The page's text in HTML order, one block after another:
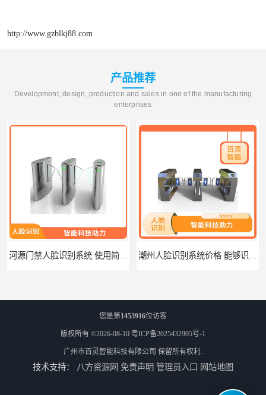
http://www.gzblkj88.com
产品推荐
Development, design, production and sales in one of the manufacturing
enterprises
您是第1453916位访客
版权所有 ©2026-08-10 粤ICP备2025432905号-1
广州市百灵智能科技有限公司 保留所有权利.
技术支持： 八方资源网 免责声明 管理员入口 网站地图